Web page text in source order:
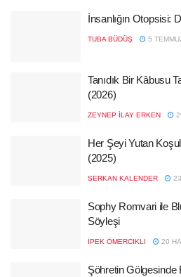
İnsanlığın Otopsisi:
TUBA BÜDÜŞ 5
Tanıdık Bir Kâbusu
(2026)
ZEYNEP İLAY ERKEN
Her Şeyi Yutan
(2025)
SERKAN KALENDER
Sophy Romvari ile
Söyleşi
İPEK ÖMERCIKLI 20
Şöhretin Gölgesinde